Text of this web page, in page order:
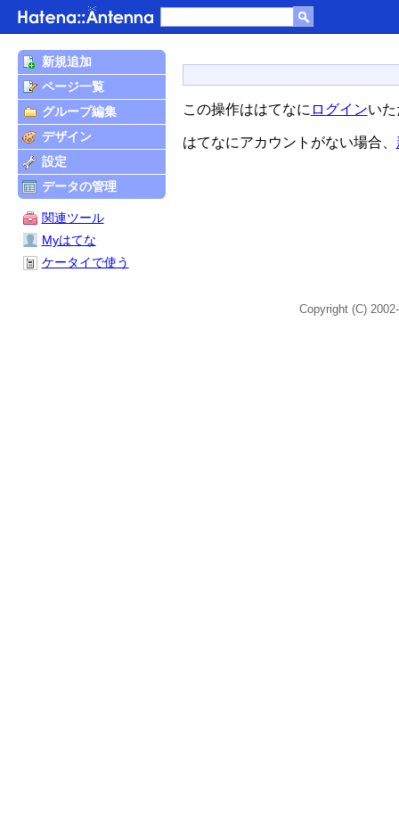
この操作ははてなに ログインい
はてなにアカウントがない場合、
新規追加
ページ一覧
グループ編集
デザイン
設定
データの管理
関連ツール
Myはてな
ケータイで使う
Copyright (C)